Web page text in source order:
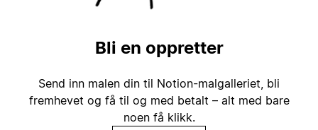
Bli en oppretter
Send inn malen din til Notion-malgalleriet, bli
fremhevet og få til og med betalt – alt med bare
noen få klikk.